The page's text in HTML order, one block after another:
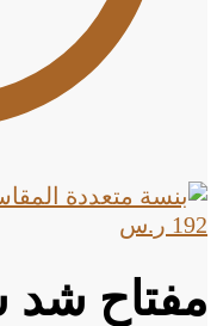
192 ر.س
مفتاح شد